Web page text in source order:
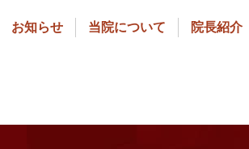
お知らせ 当院について 院長紹介